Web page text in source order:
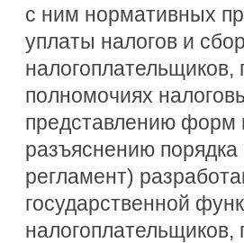
с ним нормативных
уплаты налогов и
налогоплательщиков,
полномочиях
представлению форм
разъяснению
регламент)
государственной
налогоплательщиков,